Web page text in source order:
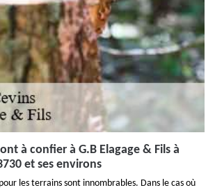
à confier à G.B Elagage & Fils à
et ses environs
les terrains sont innombrables. Dans le cas où